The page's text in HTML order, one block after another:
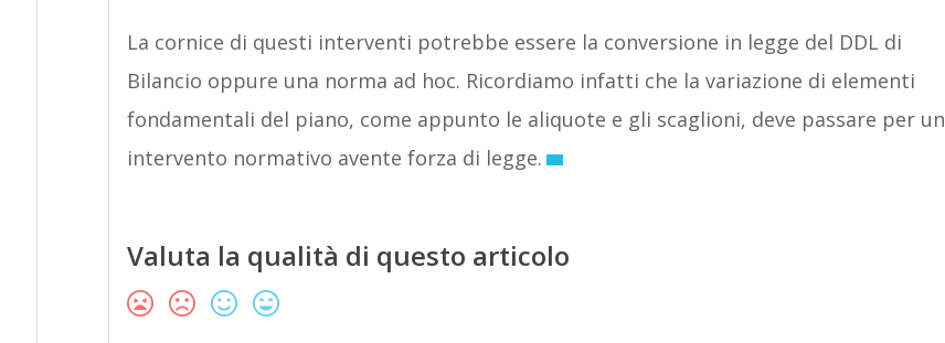
La cornice di questi interventi potrebbe essere la conversione in legge del DDL di
Bilancio oppure una norma ad hoc. Ricordiamo infatti che la variazione di elementi
fondamentali del piano, come appunto le aliquote e gli scaglioni, deve passare per un
intervento normativo avente forza di legge.
Valuta la qualità di questo articolo